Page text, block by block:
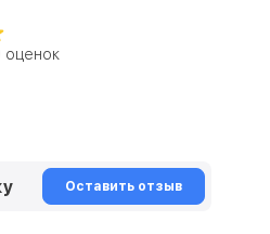
оценок
Оставить отзыв